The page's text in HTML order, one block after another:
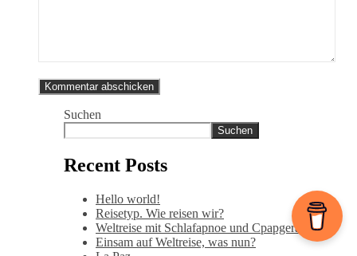
Suchen
Suchen
Recent Posts
Hello world!
Reisetyp. Wie reisen wir?
Weltreise mit Schlafapnoe und Cpapgerät
Einsam auf Weltreise, was nun?